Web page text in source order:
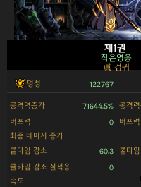
제1권
작은영웅
眞 검귀
명성 122767
공격력증가 71644.5% 공격
버프력 0 버프
최종 데미지 증가
쿨타임 감소
60.3 쿨타
쿨타임 감소 실적용 0
속도